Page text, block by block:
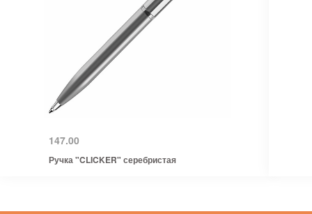
147.00
Ручка "CLICKER" серебристая